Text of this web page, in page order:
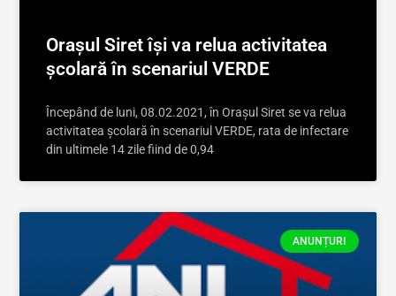
Orașul Siret își va relua activitatea
școlară în scenariul VERDE
Începând de luni, 08.02.2021, în Orașul Siret se va relua
activitatea școlară în scenariul VERDE, rata de infectare
din ultimele 14 zile fiind de 0,94
ANUNȚURI